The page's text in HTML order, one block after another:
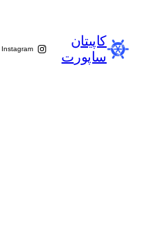
کاپیتان
ساپورت
Instagram